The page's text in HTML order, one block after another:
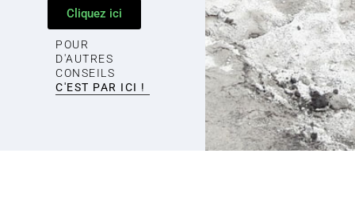
Cliquez ici
POUR
D'AUTRES
CONSEILS
C'EST PAR ICI !